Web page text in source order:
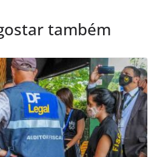
também